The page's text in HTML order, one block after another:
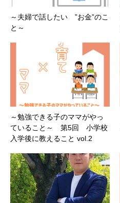
～夫婦で話したい ”お金”のこ
と～
～勉強できる子のママがやっ
ていること～ 第5回 小学校
入学後に教えること vol.2